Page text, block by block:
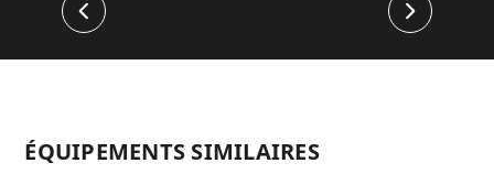
Précédent Suivant
ÉQUIPEMENTS SIMILAIRES